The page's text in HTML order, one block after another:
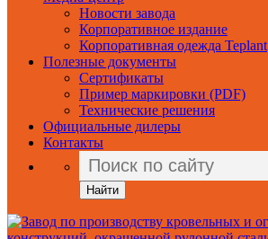
Новости завода
Корпоративное издание
Корпоративная одежда Teplant
Полезные документы
Сертификаты
Пример маркировки (PDF)
Технические решения
Официальные дилеры
Контакты
Найти